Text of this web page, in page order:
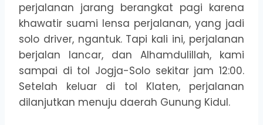
perjalanan jarang berangkat pagi karena
khawatir suami lensa perjalanan, yang jadi
solo driver, ngantuk. Tapi kali ini, perjalanan
berjalan lancar, dan Alhamdulillah, kami
sampai di tol Jogja-Solo sekitar jam 12:00.
Setelah keluar di tol Klaten, perjalanan
dilanjutkan menuju daerah Gunung Kidul.